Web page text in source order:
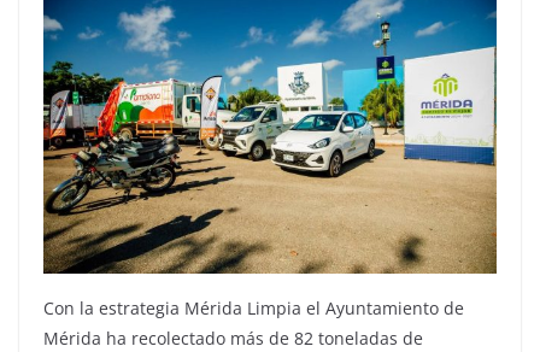
Con la estrategia Mérida Limpia el Ayuntamiento de
Mérida ha recolectado más de 82 toneladas de